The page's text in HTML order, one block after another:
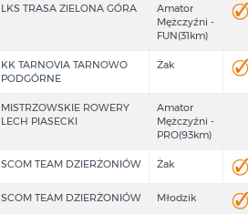
LKS TRASA ZIELONA GÓRA
Amator
Mężczyźni -
FUN(31km)
KK TARNOVIA TARNOWO
PODGÓRNE
Żak
MISTRZOWSKIE ROWERY
LECH PIASECKI
Amator
Mężczyźni -
PRO(93km)
SCOM TEAM DZIERŻONIÓW Żak
SCOM TEAM DZIERŻONIÓW Młodzik